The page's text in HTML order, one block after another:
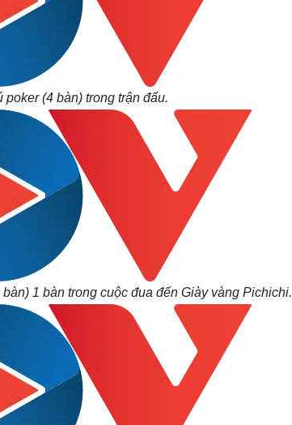
(4 bàn) trong trận đấu.
1 bàn trong cuộc đua đến Giày vàng Pichichi.